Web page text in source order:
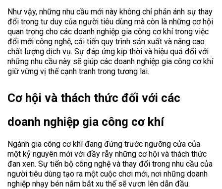
Như vậy, những nhu cầu mới này không chỉ phản ánh sự thay
đổi trong tư duy của người tiêu dùng mà còn là những cơ hội
quan trọng cho các doanh nghiệp gia công cơ khí trong việc
đổi mới công nghệ, cải tiến quy trình sản xuất và nâng cao
chất lượng dịch vụ. Sự đáp ứng kịp thời và hiệu quả đối với
những nhu cầu này sẽ giúp các doanh nghiệp gia công cơ khí
giữ vững vị thế cạnh tranh trong tương lai.
Cơ hội và thách thức đối với các
doanh nghiệp gia công cơ khí
Ngành gia công cơ khí đang đứng trước ngưỡng cửa của
một kỷ nguyên mới với đầy rẫy những cơ hội và thách thức
đan xen. Sự tiến bộ công nghệ và thay đổi trong nhu cầu của
người tiêu dùng tạo ra một cuộc chơi mới, nơi những doanh
nghiệp nhạy bén nắm bắt xu thế sẽ vươn lên dẫn đầu.